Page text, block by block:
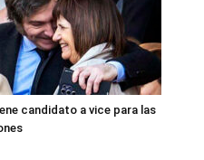
candidato a vice para las